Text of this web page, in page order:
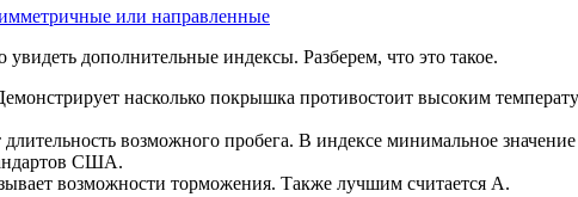
или направленные
дополнительные индексы. Разберем, что это такое.
насколько покрышка противостоит высоким
возможного пробега. В индексе минимальное
США.
возможности торможения. Также лучшим считается A.